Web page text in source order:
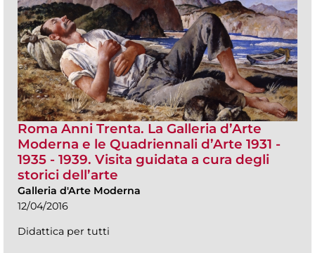
Roma Anni Trenta. La Galleria d’Arte
Moderna e le Quadriennali d’Arte 1931 -
1935 - 1939. Visita guidata a cura degli
storici dell’arte
Galleria d'Arte Moderna
12/04/2016
Didattica per tutti